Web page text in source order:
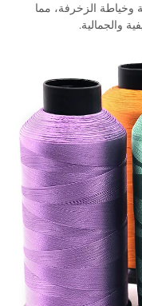
وخياطة الزخرفة، مما
والجمالية.